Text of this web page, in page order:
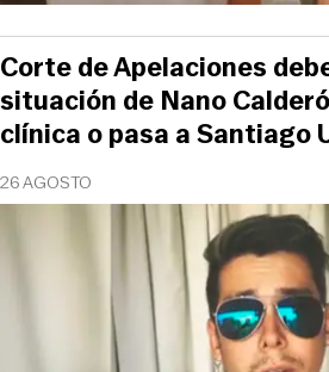
26 AGOSTO
Corte de Apelaciones
situación de Nano
clínica o pasa a Santiago